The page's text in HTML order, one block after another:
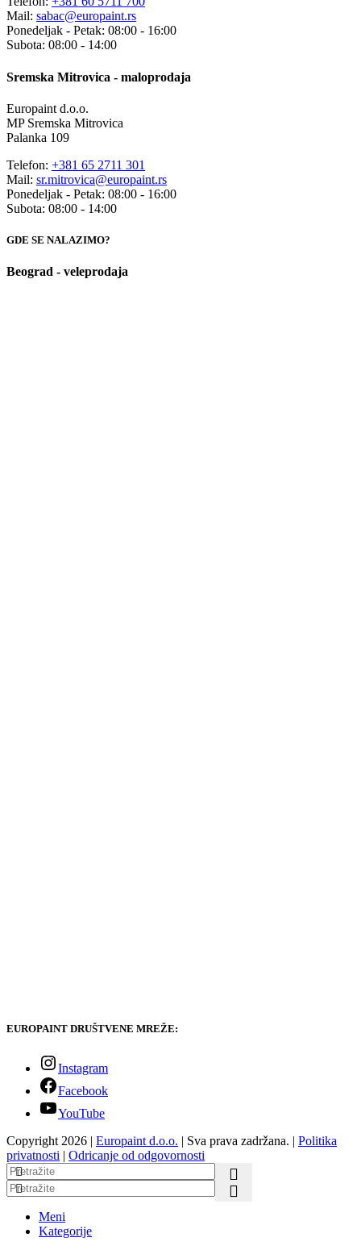
Mail: sabac@europaint.rs
Ponedeljak - Petak: 08:00 - 16:00
Subota: 08:00 - 14:00
Sremska Mitrovica - maloprodaja
Europaint d.o.o.
MP Sremska Mitrovica
Palanka 109
Telefon: +381 65 2711 301
Mail: sr.mitrovica@europaint.rs
Ponedeljak - Petak: 08:00 - 16:00
Subota: 08:00 - 14:00
GDE SE NALAZIMO?
Beograd - veleprodaja
EUROPAINT DRUŠTVENE MREŽE:
Instagram
Facebook
YouTube
Copyright 2026 | Europaint d.o.o. | Sva prava zadržana. | Politika
privatnosti | Odricanje od odgovornosti
Meni
Kategorije